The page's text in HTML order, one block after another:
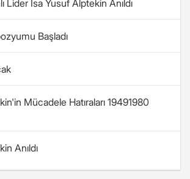
Lider İsa Yusuf Alptekin Anıldı
Başladı
Mücadele Hatıraları 19491980
Anıldı